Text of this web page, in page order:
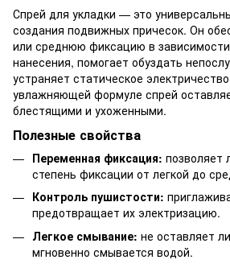
Спрей для укладки — это
создания подвижных причесок. Он
или среднюю фиксацию в
нанесения, помогает обуздать
устраняет статическое
увлажняющей формуле спрей
блестящими и ухоженными.
Полезные свойства
Переменная фиксация: позволяет
степень фиксации от легкой до
Контроль пушистости:
предотвращает их электризацию.
Легкое смывание: не оставляет
мгновенно смывается водой.